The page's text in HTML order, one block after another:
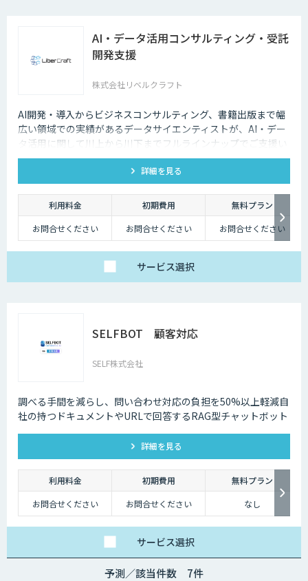
AI・データ活用コンサルティング・受託
開発支援
株式会社リベルクラフト
AI開発・導入からビジネスコンサルティング、書籍出版まで幅
広い領域での実績があるデータサイエンティストが、AI・デー
タ活用に関して川上から川下までフルラインナップでご支援い
たします。
詳細を見る
利用料金 初期費用
無料プラン
お問合せください
お問合せください お問合せください
サービス選択
SELFBOT 顧客対応
SELF株式会社
調べる手間を減らし、問い合わせ対応の負担を50%以上軽減自
社の持つドキュメントやURLで回答するRAG型チャットボット
詳細を見る
利用料金 初期費用
無料プラン
お問合せください
お問合せください なし
サービス選択
予測／該当件数 7件